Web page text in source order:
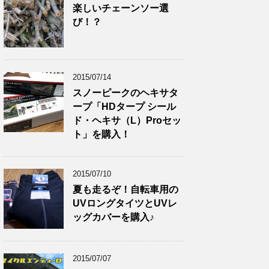
楽しいチェーンソー選
び！？
2015/07/14
スノーピークのヘキサタ
ープ「HDタープ シール
ド・ヘキサ（L）Proセッ
ト」を購入！
2015/07/10
夏も走るぞ！自転車用の
UVロングタイツとUVレ
ッグカバーを購入♪
2015/07/07